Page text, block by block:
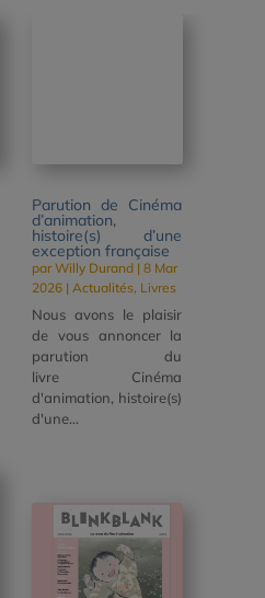
Parution de Cinéma
d’animation,
histoire(s) d’une
exception française
parWilly Durand |8 Mar
2026 | Actualités, Livres
Nous avons le plaisir
de vous annoncer la
parution du
livre Cinéma
d'animation, histoire(s)
d'une...